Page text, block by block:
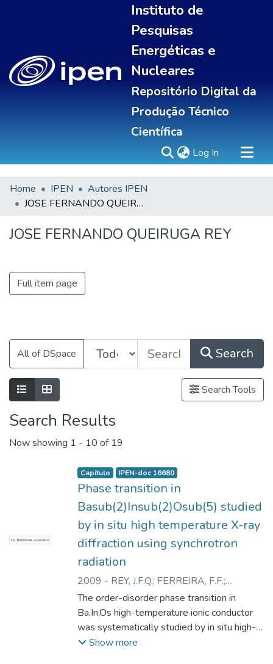
Instituto de
Pesquisas
Energéticas e
Nucleares
Repositório Digital da
Produção Técnico
Científica
Log In (current)
Sobre
All of DSpace
Home IPEN
Autores IPEN
JOSE FERNANDO QUEIRUGA REY
JOSE FERNANDO QUEIRUGA REY
Full item page
All of DSpace Search
Search Tools
Search Results
Now showing 1 - 10 of 19
No Thumbnail Available
Capítulo IPEN-doc 16680
Phase transition in
Basub(2)Insub(2)Osub(5) studied
by in situ high temperature X-ray
diffraction using synchrotron
radiation
2009 - REY, J.F.Q.; FERREIRA, F.F.;
MUCCILLO, E.N.S.
The order-disorder phase transition in
Ba,In,Os high-temperature ionic conductor
was systematically studied by in situ high-
temperature X-ray diffraction using
Show more